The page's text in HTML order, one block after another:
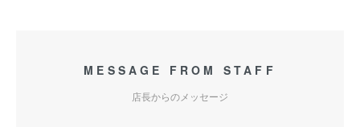
MESSAGE FROM STAFF
店長からのメッセージ